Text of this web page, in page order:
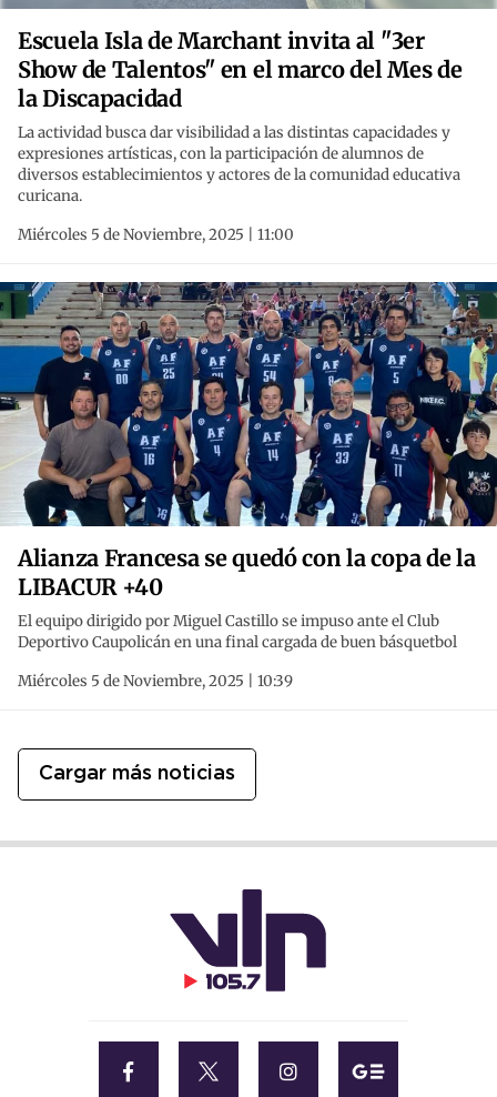
Escuela Isla de Marchant invita al "3er
Show de Talentos" en el marco del Mes de
la Discapacidad
La actividad busca dar visibilidad a las distintas capacidades y
expresiones artísticas, con la participación de alumnos de
diversos establecimientos y actores de la comunidad educativa
curicana.
Miércoles 5 de Noviembre, 2025 | 11:00
Alianza Francesa se quedó con la copa de la
LIBACUR +40
El equipo dirigido por Miguel Castillo se impuso ante el Club
Deportivo Caupolicán en una final cargada de buen básquetbol
Miércoles 5 de Noviembre, 2025 | 10:39
Cargar más noticias